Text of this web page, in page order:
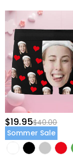
$19.95$40.00
Sommer Sale